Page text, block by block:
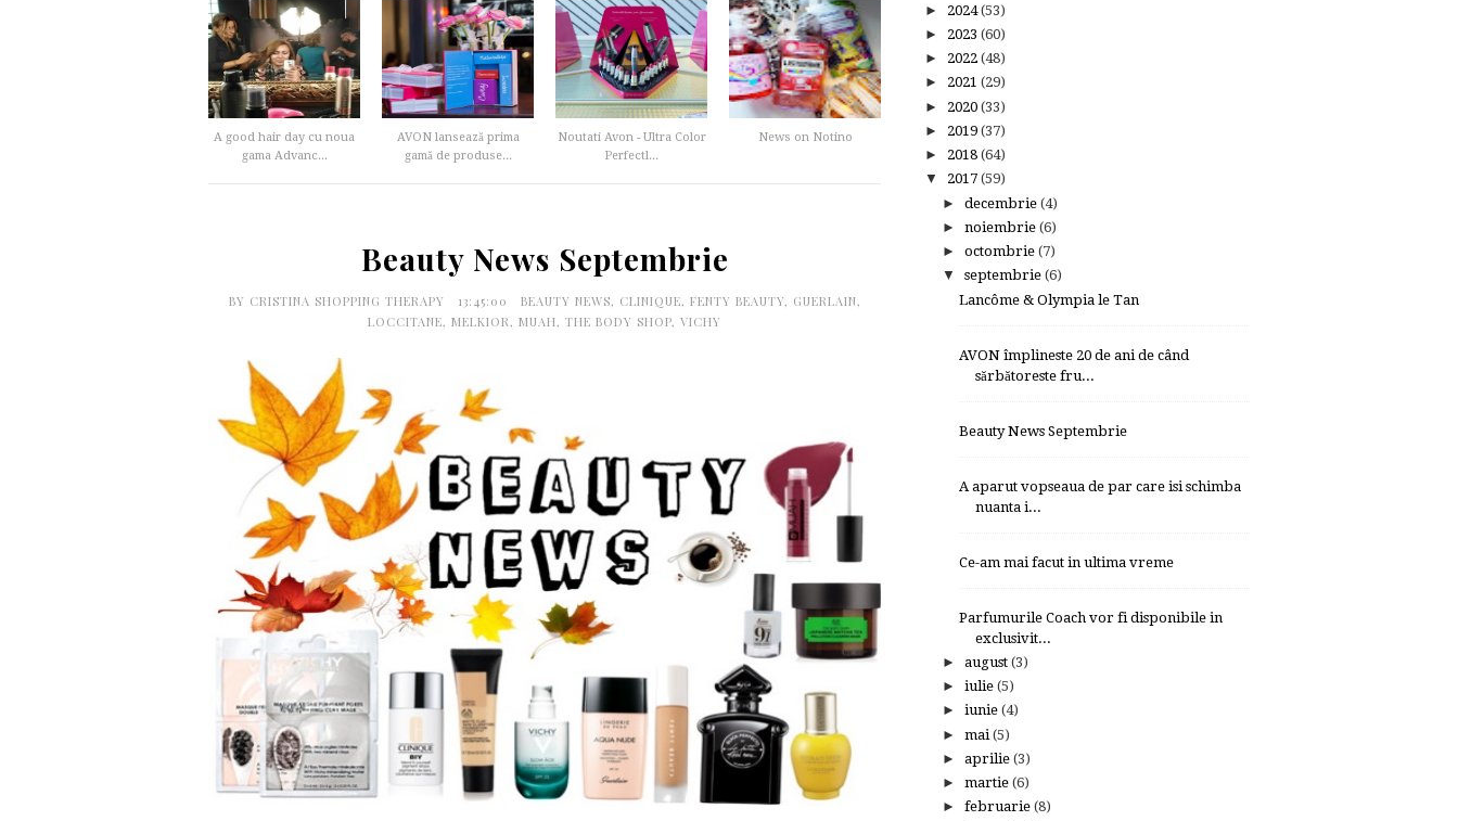
A good hair day cu noua
gama Advanc...
AVON lansează prima
gamă de produse...
Noutati Avon - Ultra Color
Perfectl...
News on Notino
Beauty News Septembrie
BY CRISTINA SHOPPING THERAPY 13:45:00 BEAUTY NEWS, CLINIQUE, FENTY BEAUTY, GUERLAIN,
LOCCITANE, MELKIOR, MUAH, THE BODY SHOP, VICHY
► 2024(53)
► 2023 (60)
► 2022 (48)
► 2021 (29)
► 2020 (33)
► 2019 (37)
► 2018 (64)
▼ 2017 (59)
► decembrie (4)
► noiembrie (6)
► octombrie (7)
▼ septembrie (6)
Lancôme & Olympia le Tan
AVON împlineste 20 de ani de când
sărbătoreste fru...
Beauty News Septembrie
A aparut vopseaua de par care isi schimba
nuanta i...
Ce-am mai facut in ultima vreme
Parfumurile Coach vor fi disponibile in
exclusivit...
► august (3)
► iulie (5)
► iunie (4)
► mai (5)
► aprilie (3)
► martie (6)
► februarie (8)